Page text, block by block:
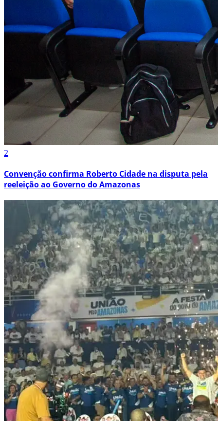
2
Convenção confirma Roberto Cidade na disputa pela
reeleição ao Governo do Amazonas